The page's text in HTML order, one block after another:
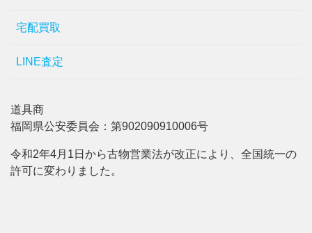
宅配買取
LINE査定
道具商
福岡県公安委員会：第902090910006号
令和2年4月1日から古物営業法が改正により、全国統一の
許可に変わりました。